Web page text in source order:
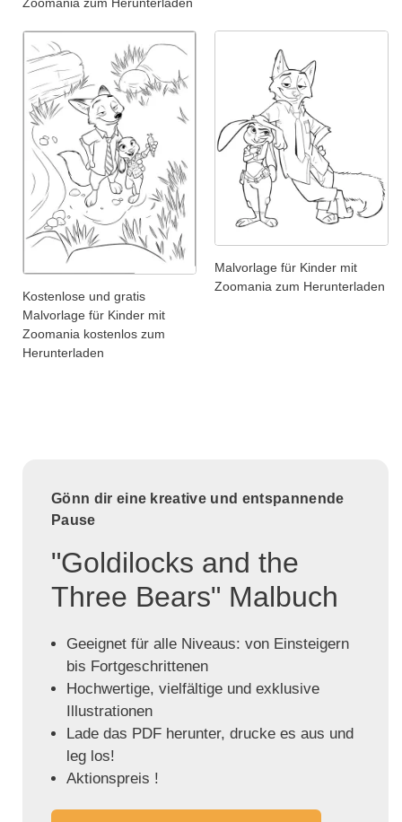
Zoomania zum Herunterladen
Kostenlose und gratis
Malvorlage für Kinder mit
Zoomania kostenlos zum
Herunterladen
Malvorlage für Kinder mit
Zoomania zum Herunterladen
Gönn dir eine kreative und entspannende
Pause
"Goldilocks and the
Three Bears" Malbuch
Geeignet für alle Niveaus: von Einsteigern
bis Fortgeschrittenen
Hochwertige, vielfältige und exklusive
Illustrationen
Lade das PDF herunter, drucke es aus und
leg los!
Aktionspreis !